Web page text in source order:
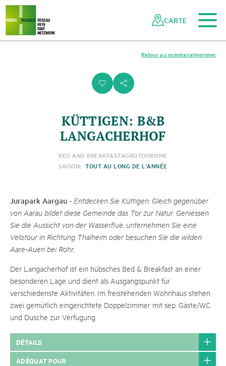
Naviguer
dans
réseau
Navigation
rapide
Vers le contenu principal
Vers la navigation mobile
Vers la recherche
Vers la zone des pieds
Vers le plan du site
CARTE
i s
Imprimer
Retour au sommaire
KÜTTIGEN: B&B
LANGACHERHOF
BED AND BREAKFASTAGROTOURISME
SAISON: TOUT AU LONG DE L'ANNÉE
Jurapark Aargau - Entdecken Sie Küttigen: Gleich gegenüber
von Aarau bildet diese Gemeinde das Tor zur Natur. Geniessen
Sie die Aussicht von der Wasserflue, unternehmen Sie eine
Velotour in Richtung Thalheim oder besuchen Sie die wilden
Aare-Auen bei Rohr.
Der Langacherhof ist ein hübsches Bed & Breakfast an einer
besonderen Lage und dient als Ausgangspunkt für
verschiedenste Aktivitäten. Im freistehenden Wohnhaus stehen
zwei gemütlich eingerichtete Doppelzimmer mit sep. Gäste/WC
und Dusche zur Verfügung.
DÉTAILS
ADÉQUAT POUR